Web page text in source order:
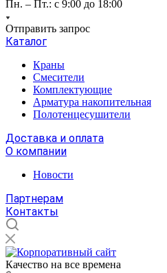
Пн. – Пт.: с 9:00 до 18:00
Отправить запрос
Каталог
Краны
Смесители
Комплектующие
Арматура накопительная
Полотенцесушители
Доставка и оплата
О компании
Новости
Партнерам
Контакты
Качество на все времена